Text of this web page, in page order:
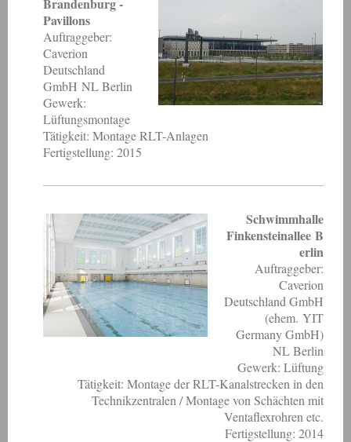
Pavillons
Auftraggeber:
Caverion
Deutschland
GmbH NL Berlin
Gewerk:
Lüftungsmontage
Tätigkeit: Montage RLT-Anlagen
Fertigstellung: 2015
Schwimmhalle
Finkensteinallee B
erlin
Auftraggeber:
Caverion
Deutschland GmbH
(ehem. YIT
Germany GmbH)
NL Berlin
Gewerk: Lüftung
Tätigkeit: Montage der RLT-Kanalstrecken in den
Technikzentralen / Montage von Schächten mit
Ventaflexrohren etc.
Fertigstellung: 2014